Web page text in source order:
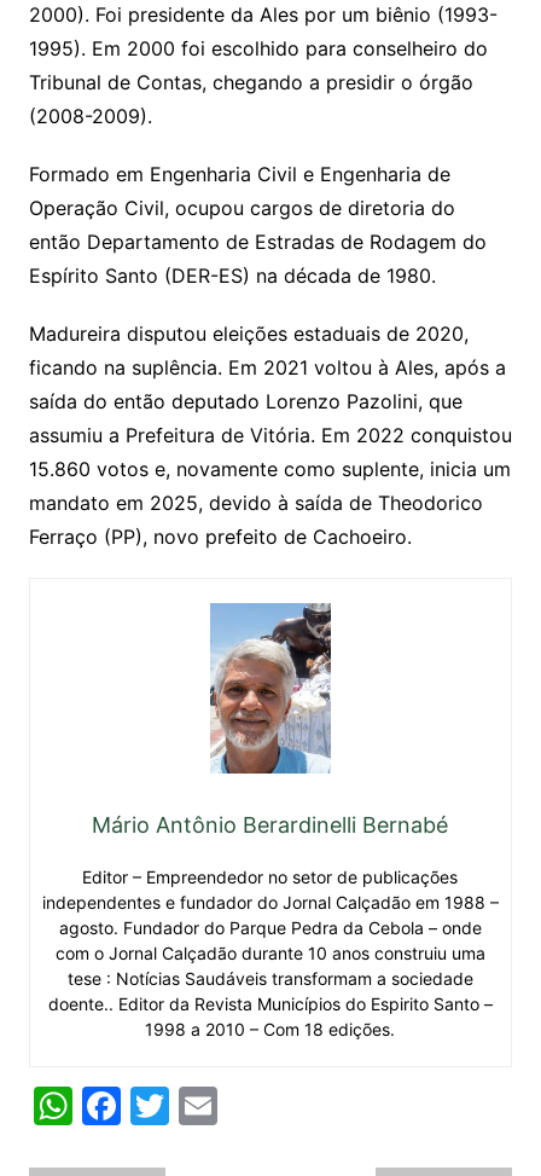
2000). Foi presidente da Ales por um biênio (1993-
1995). Em 2000 foi escolhido para conselheiro do
Tribunal de Contas, chegando a presidir o órgão
(2008-2009).
Formado em Engenharia Civil e Engenharia de
Operação Civil, ocupou cargos de diretoria do
então Departamento de Estradas de Rodagem do
Espírito Santo (DER-ES) na década de 1980.
Madureira disputou eleições estaduais de 2020,
ficando na suplência. Em 2021 voltou à Ales, após a
saída do então deputado Lorenzo Pazolini, que
assumiu a Prefeitura de Vitória. Em 2022 conquistou
15.860 votos e, novamente como suplente, inicia um
mandato em 2025, devido à saída de Theodorico
Ferraço (PP), novo prefeito de Cachoeiro.
Mário Antônio Berardinelli Bernabé
Editor – Empreendedor no setor de publicações
independentes e fundador do Jornal Calçadão em 1988 –
agosto. Fundador do Parque Pedra da Cebola – onde
com o Jornal Calçadão durante 10 anos construiu uma
tese : Notícias Saudáveis transformam a sociedade
doente.. Editor da Revista Municípios do Espirito Santo –
1998 a 2010 – Com 18 edições.
W F T E